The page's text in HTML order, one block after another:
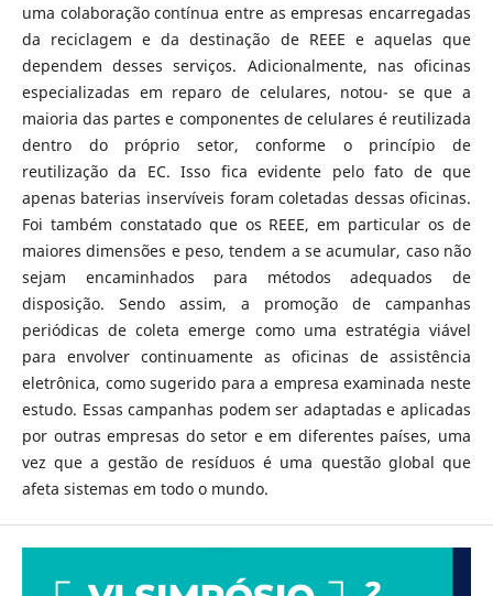
uma colaboração contínua entre as empresas encarregadas
da reciclagem e da destinação de REEE e aquelas que
dependem desses serviços. Adicionalmente, nas oficinas
especializadas em reparo de celulares, notou- se que a
maioria das partes e componentes de celulares é reutilizada
dentro do próprio setor, conforme o princípio de
reutilização da EC. Isso fica evidente pelo fato de que
apenas baterias inservíveis foram coletadas dessas oficinas.
Foi também constatado que os REEE, em particular os de
maiores dimensões e peso, tendem a se acumular, caso não
sejam encaminhados para métodos adequados de
disposição. Sendo assim, a promoção de campanhas
periódicas de coleta emerge como uma estratégia viável
para envolver continuamente as oficinas de assistência
eletrônica, como sugerido para a empresa examinada neste
estudo. Essas campanhas podem ser adaptadas e aplicadas
por outras empresas do setor e em diferentes países, uma
vez que a gestão de resíduos é uma questão global que
afeta sistemas em todo o mundo.